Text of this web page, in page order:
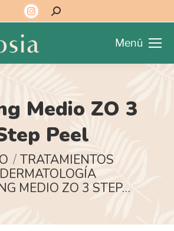
Menú
Medio ZO 3
Peel
TRATAMIENTOS
DERMATOLOGÍA
MEDIO ZO 3 STEP…